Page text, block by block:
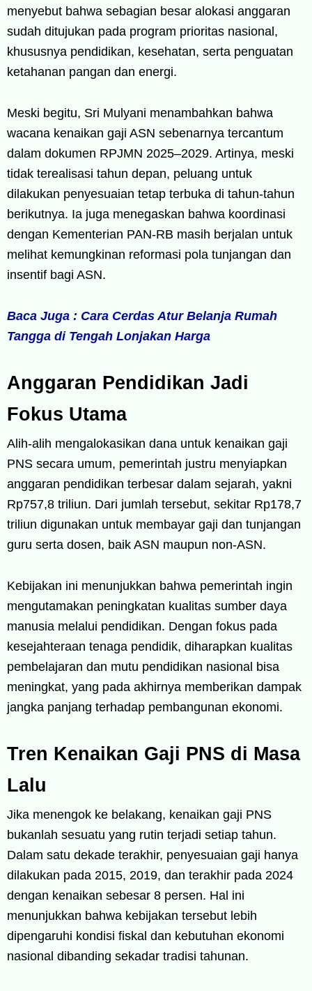
menyebut bahwa sebagian besar alokasi anggaran
sudah ditujukan pada program prioritas nasional,
khususnya pendidikan, kesehatan, serta penguatan
ketahanan pangan dan energi.
Meski begitu, Sri Mulyani menambahkan bahwa
wacana kenaikan gaji ASN sebenarnya tercantum
dalam dokumen RPJMN 2025–2029. Artinya, meski
tidak terealisasi tahun depan, peluang untuk
dilakukan penyesuaian tetap terbuka di tahun-tahun
berikutnya. Ia juga menegaskan bahwa koordinasi
dengan Kementerian PAN-RB masih berjalan untuk
melihat kemungkinan reformasi pola tunjangan dan
insentif bagi ASN.
Baca Juga : Cara Cerdas Atur Belanja Rumah
Tangga di Tengah Lonjakan Harga
Anggaran Pendidikan Jadi
Fokus Utama
Alih-alih mengalokasikan dana untuk kenaikan gaji
PNS secara umum, pemerintah justru menyiapkan
anggaran pendidikan terbesar dalam sejarah, yakni
Rp757,8 triliun. Dari jumlah tersebut, sekitar Rp178,7
triliun digunakan untuk membayar gaji dan tunjangan
guru serta dosen, baik ASN maupun non-ASN.
Kebijakan ini menunjukkan bahwa pemerintah ingin
mengutamakan peningkatan kualitas sumber daya
manusia melalui pendidikan. Dengan fokus pada
kesejahteraan tenaga pendidik, diharapkan kualitas
pembelajaran dan mutu pendidikan nasional bisa
meningkat, yang pada akhirnya memberikan dampak
jangka panjang terhadap pembangunan ekonomi.
Tren Kenaikan Gaji PNS di Masa
Lalu
Jika menengok ke belakang, kenaikan gaji PNS
bukanlah sesuatu yang rutin terjadi setiap tahun.
Dalam satu dekade terakhir, penyesuaian gaji hanya
dilakukan pada 2015, 2019, dan terakhir pada 2024
dengan kenaikan sebesar 8 persen. Hal ini
menunjukkan bahwa kebijakan tersebut lebih
dipengaruhi kondisi fiskal dan kebutuhan ekonomi
nasional dibanding sekadar tradisi tahunan.